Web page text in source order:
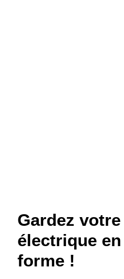
Gardez
électrique
forme !